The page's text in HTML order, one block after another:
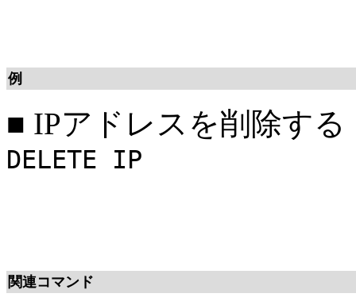
例
■ IPアドレスを削除する
DELETE IP
関連コマンド